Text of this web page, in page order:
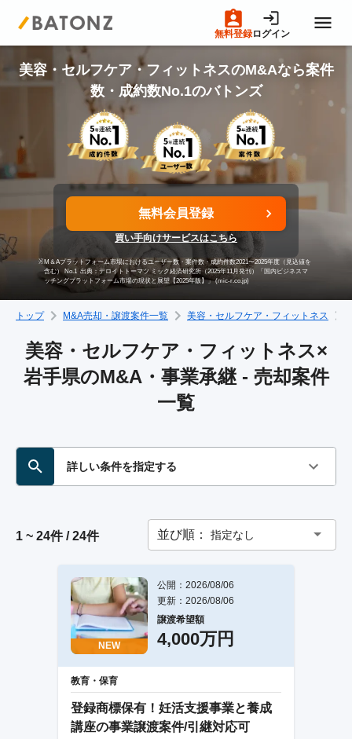
無料登録ログイン
トップページ
M&A案件一覧
売りたい方へ
買いたい方へ
成約事例
M&A専門家の方へ
美容・セルフケア・フィットネスのM&Aなら案件
数・成約数No.1のバトンズ
無料会員登録
買い手向けサービスはこちら
※M＆Aプラットフォーム市場におけるユーザー数・案件数・成約件数2021〜2025年度（見込値を
含む） No.1 出典：デロイトトーマツ ミック経済研究所（2025年11月発刊）「国内ビジネスマ
ッチングプラットフォーム市場の現状と展望【2025年版】」 (mic-r.co.jp)
トップ M&A売却・譲渡案件一覧 美容・セルフケア・フィットネス
美容・セルフケア・フィットネス×
岩手県のM&A・事業承継 - 売却案件
一覧
詳しい条件を指定する
1 ~ 24件 / 24件 並び順： 指定なし
NEW
公開：2026/08/06
更新：2026/08/06
譲渡希望額
4,000万円
教育・保育
登録商標保有！妊活支援事業と養成
講座の事業譲渡案件/引継対応可